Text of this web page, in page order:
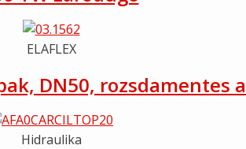
ELAFLEX
DN50, rozsdamentes
Hidraulika